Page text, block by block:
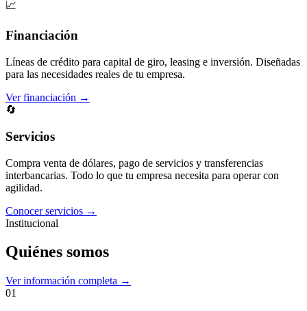
📈
Financiación
Líneas de crédito para capital de giro, leasing e inversión. Diseñadas
para las necesidades reales de tu empresa.
Ver financiación →
🔄
Servicios
Compra venta de dólares, pago de servicios y transferencias
interbancarias. Todo lo que tu empresa necesita para operar con
agilidad.
Conocer servicios →
Institucional
Quiénes somos
Ver información completa →
01